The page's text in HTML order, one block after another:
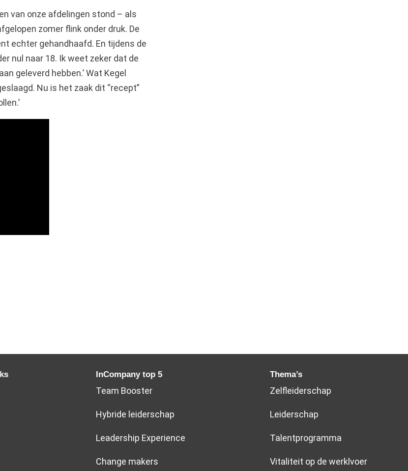
van onze afdelingen stond – als
zomer flink onder druk. De
echter gehandhaafd. En tijdens de
nul naar 18. Ik weet zeker dat de
geleverd hebben.’ Wat Kegel
Nu is het zaak dit “recept”
InCompany top 5
Team Booster
Hybride leiderschap
Leadership Experience
Change makers
Thema’s
Zelfleiderschap
Leiderschap
Talentprogramma
Vitaliteit op de werklvoer